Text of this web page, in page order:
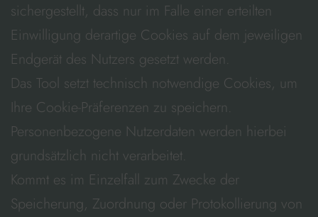
sichergestellt, dass nur im Falle einer erteilten
Einwilligung derartige Cookies auf dem jeweiligen
Endgerät des Nutzers gesetzt werden.
Das Tool setzt technisch notwendige Cookies, um
Ihre Cookie-Präferenzen zu speichern.
Personenbezogene Nutzerdaten werden hierbei
grundsätzlich nicht verarbeitet.
Kommt es im Einzelfall zum Zwecke der
Speicherung, Zuordnung oder Protokollierung von